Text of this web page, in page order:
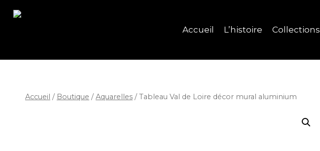
Accueil L’histoire Collections
Accueil / Boutique / Aquarelles / Tableau Val de Loire décor mural aluminium